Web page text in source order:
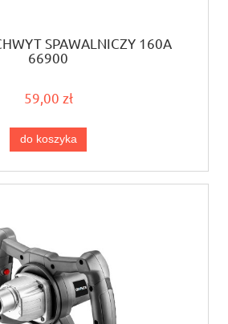
SPAWALNICZY 160A
66900
59,00 zł
do koszyka